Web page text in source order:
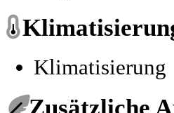
Klimatisierung